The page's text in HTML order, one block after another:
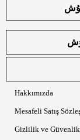
Hakkımızda
Mesafeli Satış
Gizlilik ve Güvenlik